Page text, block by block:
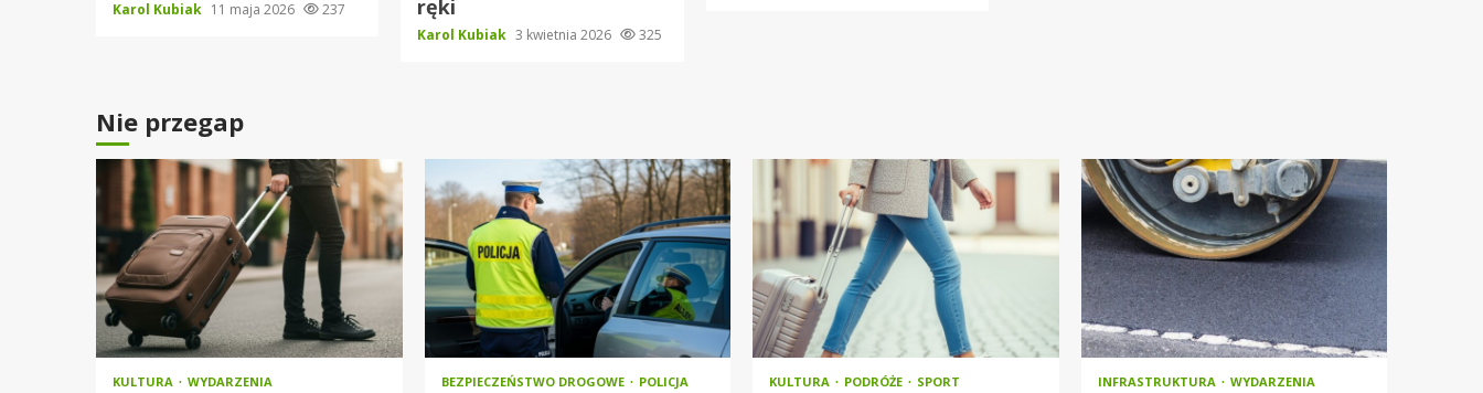
Karol Kubiak 11 maja 2026 237
ręki
Karol Kubiak 3 kwietnia 2026 325
Nie przegap
KULTURA WYDARZENIA BEZPIECZEŃSTWO DROGOWE POLICJA KULTURA PODRÓŻE SPORT INFRASTRUKTURA WYDARZENIA